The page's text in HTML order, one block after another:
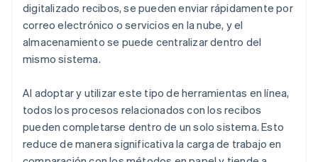
digitalizado recibos, se pueden enviar rápidamente por
correo electrónico o servicios en la nube, y el
almacenamiento se puede centralizar dentro del
mismo sistema.
Al adoptar y utilizar este tipo de herramientas en línea,
todos los procesos relacionados con los recibos
pueden completarse dentro de un solo sistema. Esto
reduce de manera significativa la carga de trabajo en